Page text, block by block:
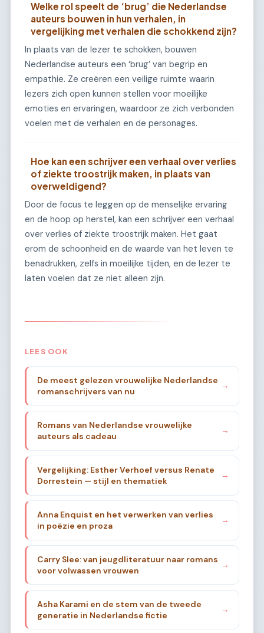
Welke rol speelt de ‘brug’ die Nederlandse
auteurs bouwen in hun verhalen, in
vergelijking met verhalen die schokkend zijn?
In plaats van de lezer te schokken, bouwen
Nederlandse auteurs een ‘brug’ van begrip en
empathie. Ze creëren een veilige ruimte waarin
lezers zich open kunnen stellen voor moeilijke
emoties en ervaringen, waardoor ze zich verbonden
voelen met de verhalen en de personages.
Hoe kan een schrijver een verhaal over verlies
of ziekte troostrijk maken, in plaats van
overweldigend?
Door de focus te leggen op de menselijke ervaring
en de hoop op herstel, kan een schrijver een verhaal
over verlies of ziekte troostrijk maken. Het gaat
erom de schoonheid en de waarde van het leven te
benadrukken, zelfs in moeilijke tijden, en de lezer te
laten voelen dat ze niet alleen zijn.
LEES OOK
De meest gelezen vrouwelijke Nederlandse
romanschrijvers van nu
→
Romans van Nederlandse vrouwelijke
auteurs als cadeau
→
Vergelijking: Esther Verhoef versus Renate
Dorrestein — stijl en thematiek
→
Anna Enquist en het verwerken van verlies
in poëzie en proza
→
Carry Slee: van jeugdliteratuur naar romans
voor volwassen vrouwen
→
Asha Karami en de stem van de tweede
generatie in Nederlandse fictie
→